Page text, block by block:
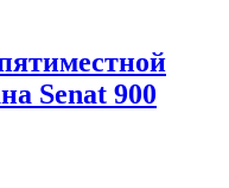
Senat 900